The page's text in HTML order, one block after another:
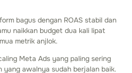
bagus dengan ROAS stabil dan
naikkan budget dua kali lipat
metrik anjlok.
Meta Ads yang paling sering
yang awalnya sudah berjalan baik.